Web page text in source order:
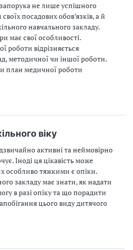
не лише успішного
посадових обов’язків, а й
навчального закладу.
має свої особливості.
роботи відрізняється
методичної чи іншої роботи.
план медичної роботи
віку
активні та неймовірно
Іноді ця цікавість може
особливо тяжкими є опіки.
закладу має знати, як надати
в разі опіку та що порадити
цього виду дитячого